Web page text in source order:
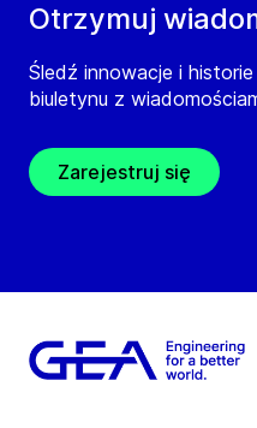
Otrzymuj
Śledź innowacje i
biuletynu z
Zarejestruj się